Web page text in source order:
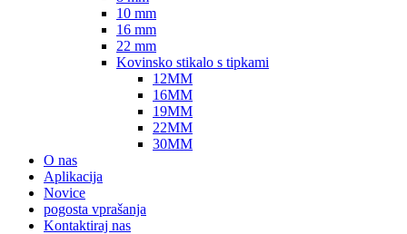
10 mm
16 mm
22 mm
Kovinsko stikalo s tipkami
12MM
16MM
19MM
22MM
30MM
O nas
Aplikacija
Novice
pogosta vprašanja
Kontaktiraj nas